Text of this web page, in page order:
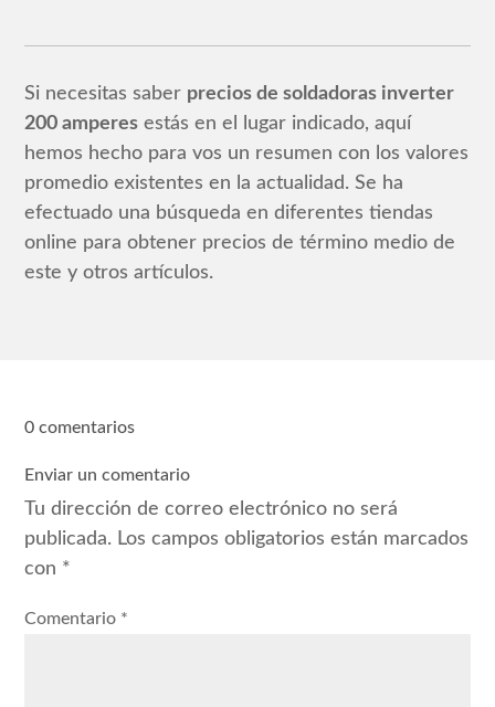
Si necesitas saber precios de soldadoras inverter
200 amperes estás en el lugar indicado, aquí
hemos hecho para vos un resumen con los valores
promedio existentes en la actualidad. Se ha
efectuado una búsqueda en diferentes tiendas
online para obtener precios de término medio de
este y otros artículos.
0 comentarios
Enviar un comentario
Tu dirección de correo electrónico no será
publicada. Los campos obligatorios están marcados
con *
Comentario *